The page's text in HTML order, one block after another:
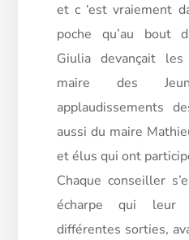
et c ‘est vraiement
poche qu’au bout
Giulia devançait
maire des
applaudissements
aussi du maire
et élus qui ont
Chaque conseiller
écharpe qui leur
différentes sorties,